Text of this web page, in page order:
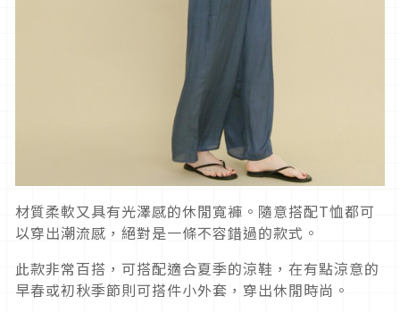
材質柔軟又具有光澤感的休閒寬褲。隨意搭配T恤都可
以穿出潮流感，絕對是一條不容錯過的款式。
此款非常百搭，可搭配適合夏季的涼鞋，在有點涼意的
早春或初秋季節則可搭件小外套，穿出休閒時尚。